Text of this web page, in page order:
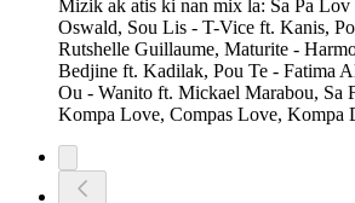
Mizik ak atis ki nan mix la: Sa Pa
Oswald, Sou Lis - T-Vice ft. Kanis,
Rutshelle Guillaume, Maturite -
Bedjine ft. Kadilak, Pou Te - Fatima
Ou - Wanito ft. Mickael Marabou, Sa
Kompa Love, Compas Love, Kompa